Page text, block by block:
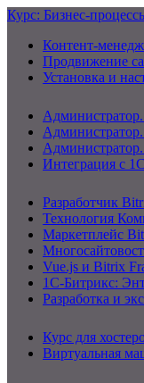
Курс: Бизнес-
Контент-
Продвижение
Установка и
Интеграция с 1С
Разработчик
Технология
Маркетплейс
Vue.js и Bitrix
1С-Битрикс:
Разработка и
Курс для
Виртуальная